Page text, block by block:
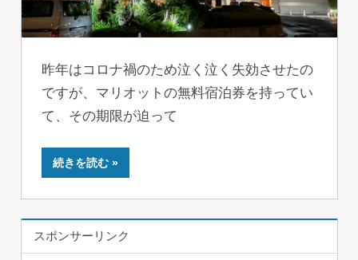
昨年はコロナ禍のため泣く泣く失効させたの
ですが、マリオットの無料宿泊券を持ってい
て、その期限が迫って
続きを読む
スポンサーリンク